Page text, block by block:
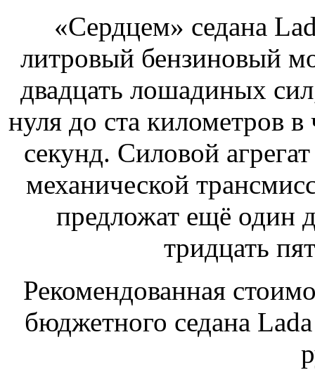
«Сердцем» седана
литровый бензиновый
двадцать лошадиных
нуля до ста километров в
секунд. Силовой
механической
предложат ещё один
тридцать
Рекомендованная
бюджетного седана